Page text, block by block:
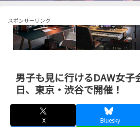
スポンサーリンク
男子も見に行けるDAW女子
日、東京・渋谷で開催！
X Bluesky